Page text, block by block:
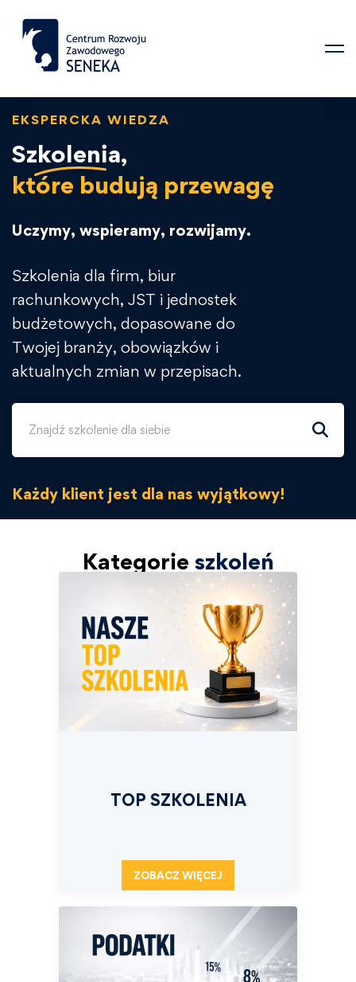
EKSPERCKA WIEDZA
Szkolenia,
które budują przewagę
Uczymy, wspieramy, rozwijamy.
Szkolenia dla firm, biur
rachunkowych, JST i jednostek
budżetowych, dopasowane do
Twojej branży, obowiązków i
aktualnych zmian w przepisach.
Każdy klient jest dla nas wyjątkowy!
Kategorie szkoleń
TOP SZKOLENIA
ZOBACZ WIĘCEJ